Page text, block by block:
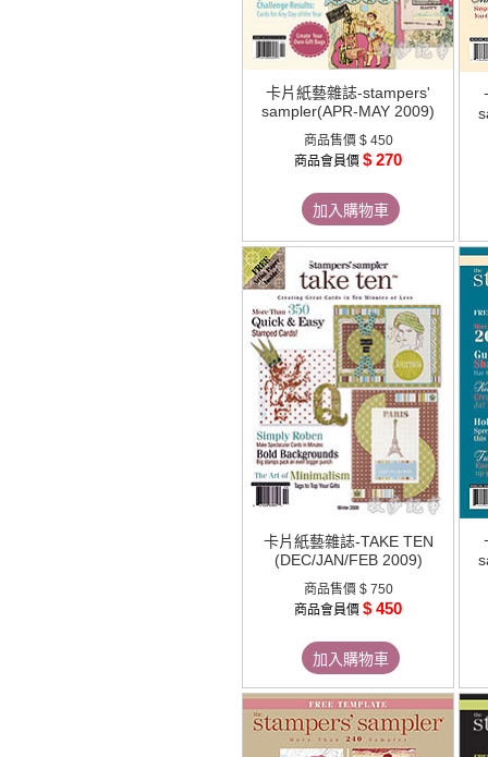
卡片紙藝雜誌-stampers'
sampler(APR-MAY 2009)
商品售價 $ 450
商品會員價 $ 270
加入購物車
卡片紙藝雜誌-TAKE TEN
(DEC/JAN/FEB 2009)
商品售價 $ 750
商品會員價 $ 450
加入購物車